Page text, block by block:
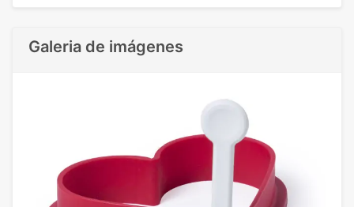
Galeria de imágenes